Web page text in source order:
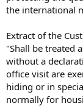
the international
Extract of the
"Shall be treated
without a
office visit are
hiding or in
normally for